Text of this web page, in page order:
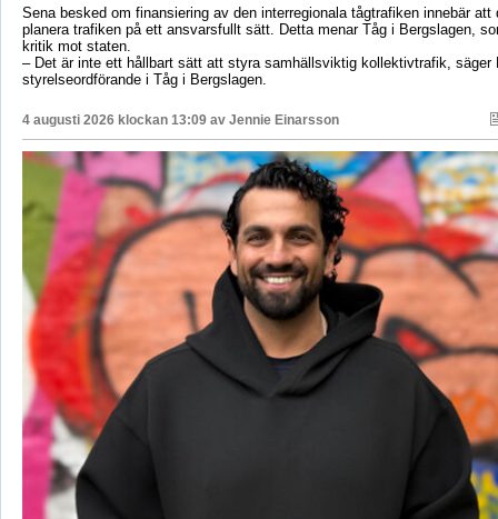
Sena besked om finansiering av den interregionala tågtrafiken innebär att
planera trafiken på ett ansvarsfullt sätt. Detta menar Tåg i Bergslagen,
kritik mot staten.
– Det är inte ett hållbart sätt att styra samhällsviktig kollektivtrafik, säger
styrelseordförande i Tåg i Bergslagen.
4 augusti 2026 klockan 13:09 av Jennie Einarsson